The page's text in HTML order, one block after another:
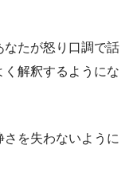
なたが怒り口調で話
解釈するようにな
を失わないように